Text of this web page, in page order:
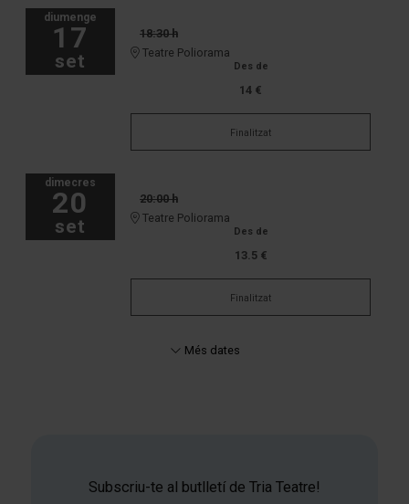
diumenge
17
set
18:30 h
Teatre Poliorama
Des de
14 €
Finalitzat
dimecres
20
set
20:00 h
Teatre Poliorama
Des de
13.5 €
Finalitzat
Més dates
Subscriu-te al butlletí de Tria Teatre!